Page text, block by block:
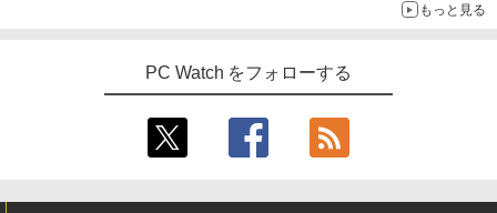
もっと見る
PC Watch をフォローする